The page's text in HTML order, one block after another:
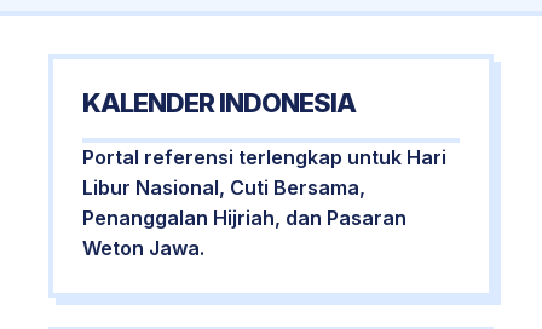
KALENDER INDONESIA
Portal referensi terlengkap untuk Hari
Libur Nasional, Cuti Bersama,
Penanggalan Hijriah, dan Pasaran
Weton Jawa.